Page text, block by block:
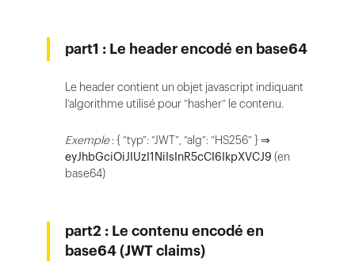
part1 : Le header encodé en base64
Le header contient un objet javascript indiquant
l’algorithme utilisé pour “hasher” le contenu.
Exemple: { “typ”: “JWT”, “alg”: “HS256” } ⇒
eyJhbGciOiJIUzI1NiIsInR5cCI6IkpXVCJ9 (en
base64)
part2 : Le contenu encodé en
base64 (JWT claims)